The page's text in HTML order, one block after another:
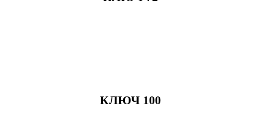
КЛЮЧ 100